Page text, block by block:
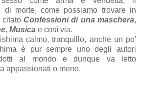
di morte, come possiamo trovare in
Confessioni di una maschera,
Musica e così via.
calmo, tranquillo, anche un po'
è pur sempre uno degli autori
al mondo e dunque va letto
appassionati o meno.